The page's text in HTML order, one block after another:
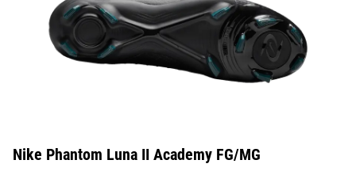
Nike Phantom Luna II Academy FG/MG